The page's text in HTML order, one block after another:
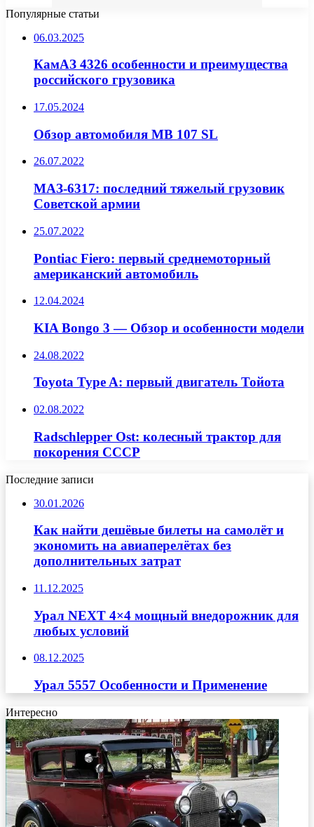
Популярные статьи
06.03.2025
КамАЗ 4326 особенности и преимущества
российского грузовика
17.05.2024
Обзор автомобиля MB 107 SL
26.07.2022
МАЗ-6317: последний тяжелый грузовик
Советской армии
25.07.2022
Pontiac Fiero: первый среднемоторный
американский автомобиль
12.04.2024
KIA Bongo 3 — Обзор и особенности модели
24.08.2022
Toyota Type A: первый двигатель Тойота
02.08.2022
Radschlepper Ost: колесный трактор для
покорения СССР
Последние записи
30.01.2026
Как найти дешёвые билеты на самолёт и
экономить на авиаперелётах без
дополнительных затрат
11.12.2025
Урал NEXT 4×4 мощный внедорожник для
любых условий
08.12.2025
Урал 5557 Особенности и Применение
Интересно